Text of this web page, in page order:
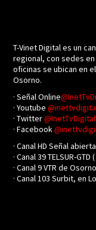
T-Vinet Digital es un
regional, con sedes
oficinas se ubican en
Osorno.
· Señal Online
· Youtube
· Twitter@InetTvDigital
· Facebook
· Canal HD Señal
· Canal 39 TELSUR-
· Canal 9 VTR de
· Canal 103 Surbit, en